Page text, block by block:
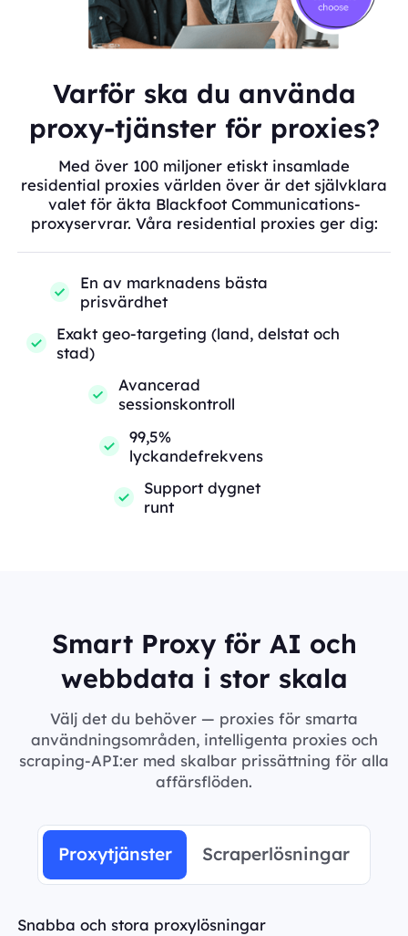
Varför ska du använda
proxy-tjänster för proxies?
Med över 100 miljoner etiskt insamlade
residential proxies världen över är det självklara
valet för äkta Blackfoot Communications-
proxyservrar. Våra residential proxies ger dig:
En av marknadens bästa
prisvärdhet
Exakt geo-targeting (land, delstat och
stad)
Avancerad
sessionskontroll
99,5%
lyckandefrekvens
Support dygnet
runt
Smart Proxy för AI och
webbdata i stor skala
Välj det du behöver — proxies för smarta
användningsområden, intelligenta proxies och
scraping-API:er med skalbar prissättning för alla
affärsflöden.
Proxytjänster Scraperlösningar
Snabba och stora proxylösningar